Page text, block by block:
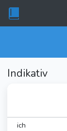
Indikativ
ich